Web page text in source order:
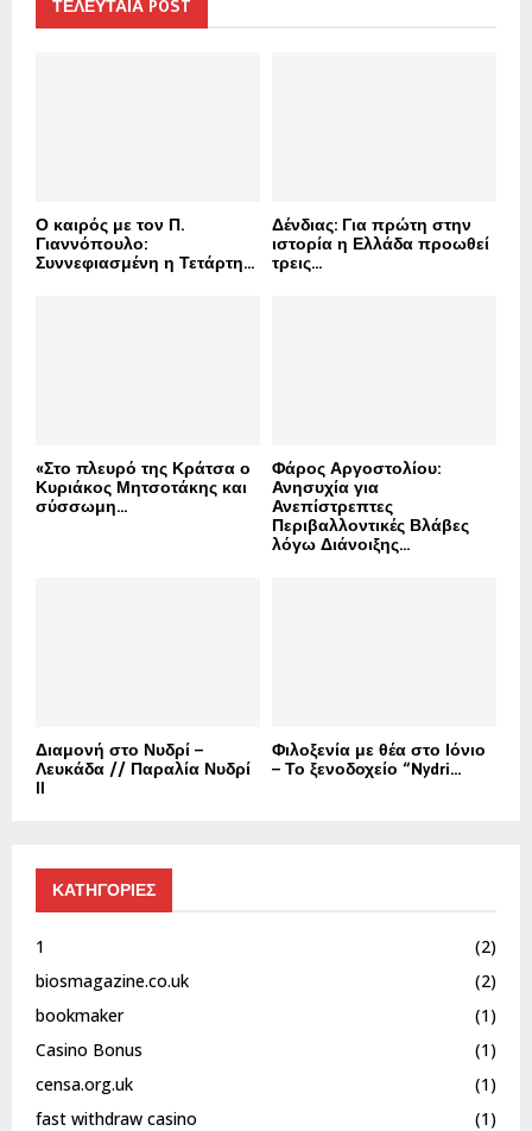
f
ΤΕΛΕΥΤΑΙΑ POST
Ο καιρός με τον Π.
Γιαννόπουλο:
Συννεφιασμένη η Τετάρτη...
Δένδιας: Για πρώτη στην
ιστορία η Ελλάδα προωθεί
τρεις...
«Στο πλευρό της Κράτσα ο
Κυριάκος Μητσοτάκης και
σύσσωμη...
Φάρος Αργοστολίου:
Ανησυχία για
Ανεπίστρεπτες
Περιβαλλοντικές Βλάβες
λόγω Διάνοιξης...
Διαμονή στο Νυδρί –
Λευκάδα // Παραλία Νυδρί
II
Φιλοξενία με θέα στο Ιόνιο
– Το ξενοδοχείο “Nydri...
ΚΑΤΗΓΟΡΙΕΣ
1
(2)
biosmagazine.co.uk
(2)
bookmaker
(1)
Casino Bonus
(1)
censa.org.uk
(1)
fast withdraw casino
(1)